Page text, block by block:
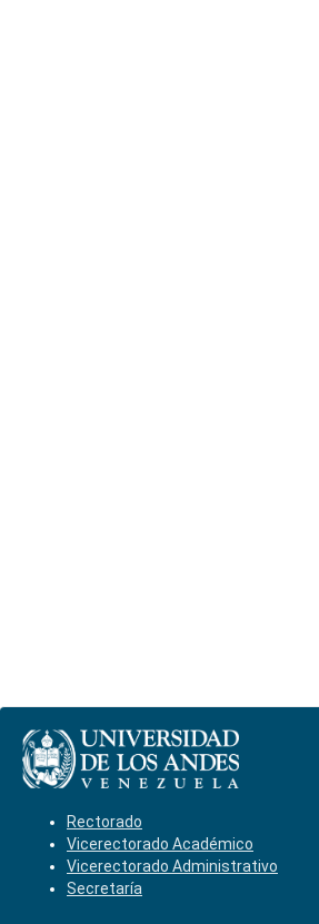
Rectorado
Vicerectorado Académico
Vicerectorado Administrativo
Secretaría